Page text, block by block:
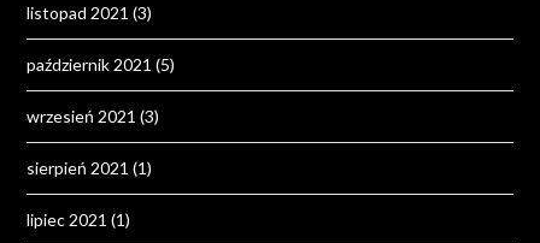
listopad 2021 (3)
październik 2021 (5)
wrzesień 2021 (3)
sierpień 2021 (1)
lipiec 2021 (1)